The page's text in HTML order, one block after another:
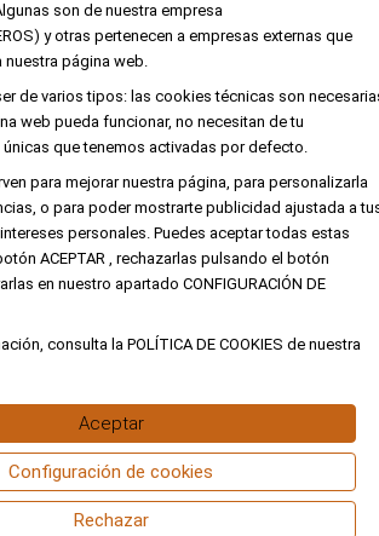
de privacidad y cookies
de compra
©AlbaTodos los derechos
son de nuestra empresa
y otras pertenecen a empresas externas que
página web.
de varios tipos: las cookies técnicas son
web pueda funcionar, no necesitan de tu
que tenemos activadas por defecto.
para mejorar nuestra página, para personalizarla
o para poder mostrarte publicidad ajustada a
personales. Puedes aceptar todas estas
ACEPTAR , rechazarlas pulsando el botón
en nuestro apartado CONFIGURACIÓN DE
consulta la POLÍTICA DE COOKIES de nuestra
Aceptar
Configuración de cookies
Rechazar